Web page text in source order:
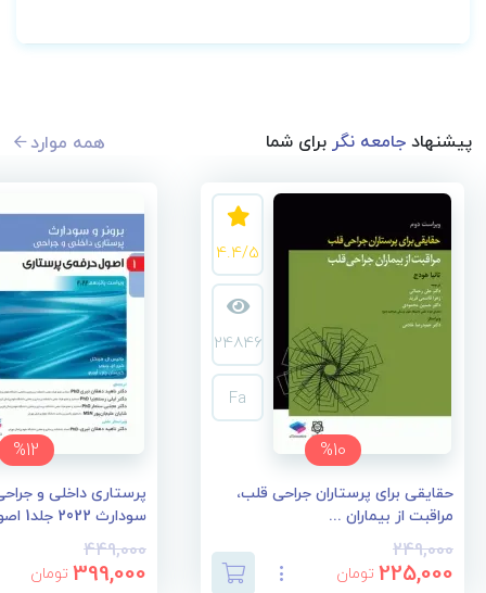
پیشنهادجامعه نگربرای شما همه موارد
%10
4.4/5
24846
Fa
حقایقی برای پرستاران جراحی قلب،
مراقبت از بیماران ...
249,000
225,000 تومان
%12
پرستاری داخلی و
سودارث 2022 جلد1 اصو...
449,000
399,000 تومان